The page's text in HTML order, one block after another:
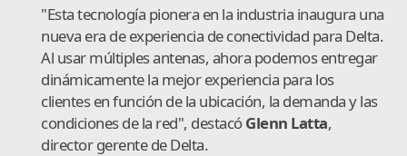
"Esta tecnología pionera en la industria inaugura una
nueva era de experiencia de conectividad para Delta.
Al usar múltiples antenas, ahora podemos entregar
dinámicamente la mejor experiencia para los
clientes en función de la ubicación, la demanda y las
condiciones de la red", destacóGlenn Latta,
director gerente de Delta.